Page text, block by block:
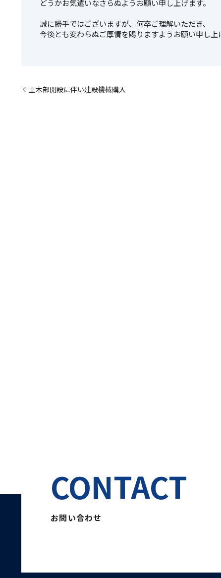
どうかお気遣いなさらぬようお願い申し上げます。
誠に勝手ではございますが、何卒ご理解いただき、
今後とも変わらぬご厚情を賜りますようお願い申し上
土木部開設に伴い建設機械購入
CONTACT
お問い合わせ